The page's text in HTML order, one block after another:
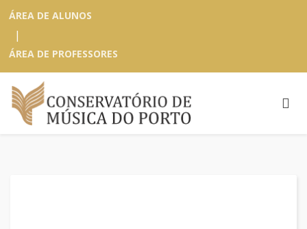
ÁREA DE ALUNOS
|
ÁREA DE PROFESSORES